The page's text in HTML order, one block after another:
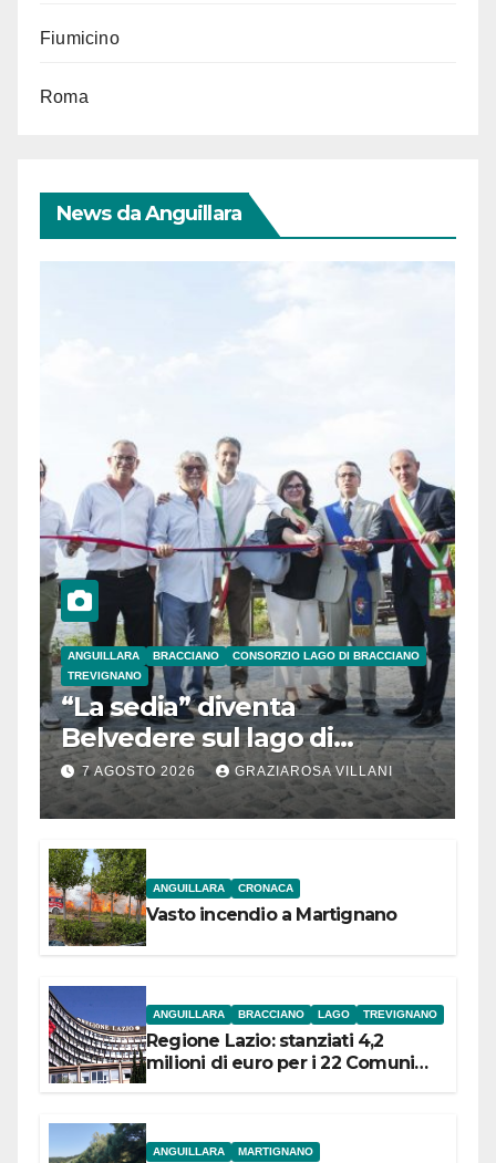
Fiumicino
Roma
News da Anguillara
ANGUILLARA BRACCIANO
CONSORZIO LAGO DI BRACCIANO
TREVIGNANO
“La sedia” diventa
Belvedere sul lago di
Bracciano: ieri
l’inaugurazione
7 AGOSTO 2026 GRAZIAROSA VILLANI
ANGUILLARA CRONACA
Vasto incendio a Martignano
ANGUILLARA BRACCIANO LAGO TREVIGNANO
Regione Lazio: stanziati 4,2
milioni di euro per i 22 Comuni
ANGUILLARA MARTIGNANO